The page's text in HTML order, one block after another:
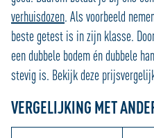
verhuisdozen. Als voorbeeld
beste getest is in zijn klasse.
een dubbele bodem én dubbele
stevig is. Bekijk deze
VERGELIJKING MET